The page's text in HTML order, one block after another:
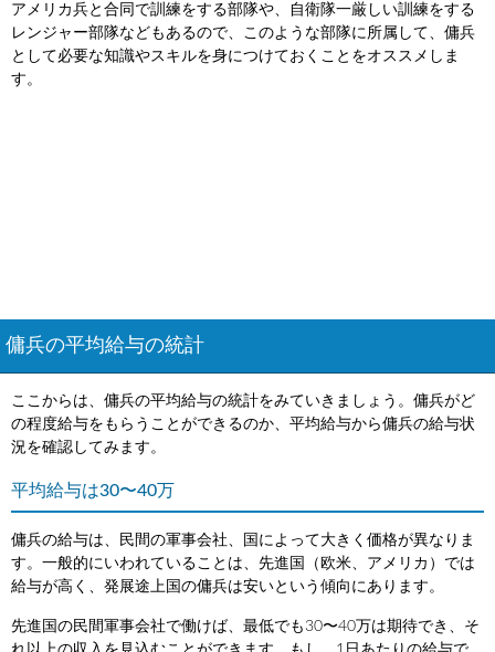
アメリカ兵と合同で訓練をする部隊や、自衛隊一厳しい訓練をする
レンジャー部隊などもあるので、このような部隊に所属して、傭兵
として必要な知識やスキルを身につけておくことをオススメしま
す。
傭兵の平均給与の統計
ここからは、傭兵の平均給与の統計をみていきましょう。傭兵がど
の程度給与をもらうことができるのか、平均給与から傭兵の給与状
況を確認してみます。
平均給与は30〜40万
傭兵の給与は、民間の軍事会社、国によって大きく価格が異なりま
す。一般的にいわれていることは、先進国（欧米、アメリカ）では
給与が高く、発展途上国の傭兵は安いという傾向にあります。
先進国の民間軍事会社で働けば、最低でも30〜40万は期待でき、そ